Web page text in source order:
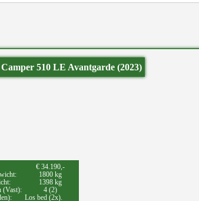
510 LE Avantgarde (2023)
€ 34.190,-
1800 kg
1398 kg
(Vast):
4 (2)
Los bed (2x).